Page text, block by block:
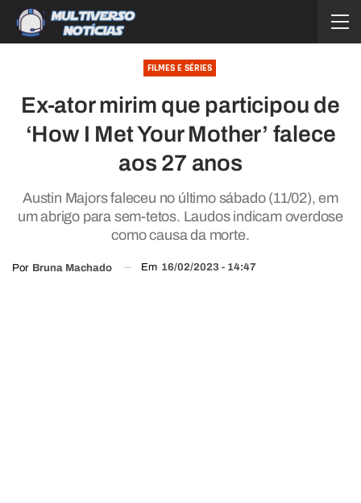
FILMES E SÉRIES
Ex-ator mirim que participou de
‘How I Met Your Mother’ falece
aos 27 anos
Austin Majors faleceu no último sábado (11/02), em
um abrigo para sem-tetos. Laudos indicam overdose
como causa da morte.
Por Bruna Machado Em 16/02/2023 - 14:47